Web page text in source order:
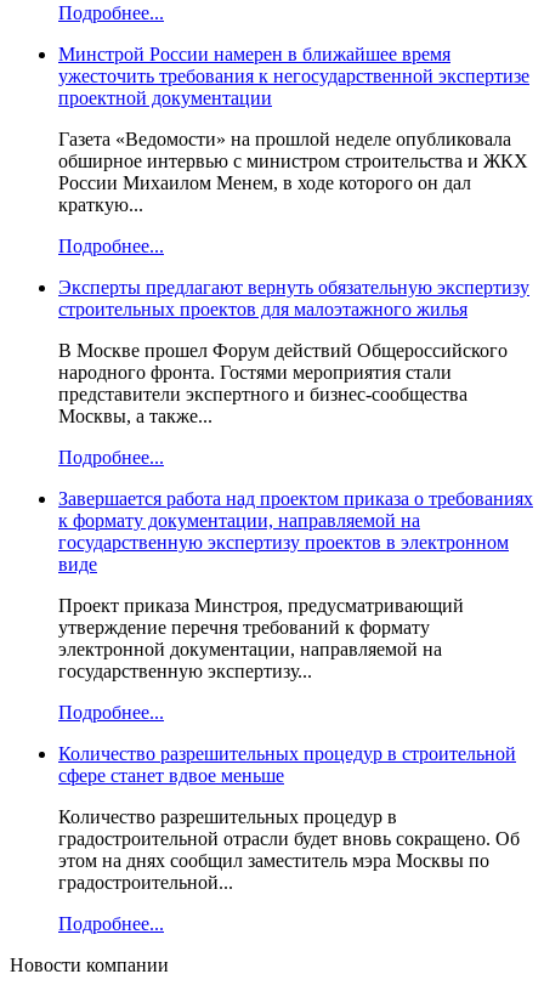
Подробнее...
Минстрой России намерен в ближайшее время
ужесточить требования к негосударственной экспертизе
проектной документации
Газета «Ведомости» на прошлой неделе опубликовала
обширное интервью с министром строительства и ЖКХ
России Михаилом Менем, в ходе которого он дал
краткую...
Подробнее...
Эксперты предлагают вернуть обязательную экспертизу
строительных проектов для малоэтажного жилья
В Москве прошел Форум действий Общероссийского
народного фронта. Гостями мероприятия стали
представители экспертного и бизнес-сообщества
Москвы, а также...
Подробнее...
Завершается работа над проектом приказа о требованиях
к формату документации, направляемой на
государственную экспертизу проектов в электронном
виде
Проект приказа Минстроя, предусматривающий
утверждение перечня требований к формату
электронной документации, направляемой на
государственную экспертизу...
Подробнее...
Количество разрешительных процедур в строительной
сфере станет вдвое меньше
Количество разрешительных процедур в
градостроительной отрасли будет вновь сокращено. Об
этом на днях сообщил заместитель мэра Москвы по
градостроительной...
Подробнее...
Новости компании